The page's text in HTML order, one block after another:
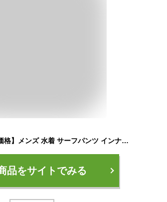
【SS期間限定セール価格】メンズ 水着 サーフパンツ インナー付 スクール 海パン ロング 水陸両用 海水パンツ ボードショーツ ウォーターショーツ 海水浴 プール 大きいサイズ 旅行 海外旅行 シンプル 無地 M L 2L 3L 4L 5L ns-2580-03 final
品をサイトでみる